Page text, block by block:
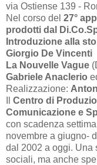
via Ostiense 139 -
Nel corso del 27°
prodotti dal
Introduzione alla
Giorgio De Vincenti
La Nouvelle Vague
Gabriele Anaclerio
Realizzazione:
Centro di
Comunicazione e
con scadenza
novembre a giugno-
dal 2002 a oggi. Una
sociali, ma anche